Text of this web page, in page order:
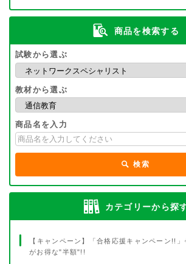
商品を検索する
試験から選ぶ
教材から選ぶ
商品名を入力
検索
カテゴリーから探
【キャンペーン】「合格応援キャンペーン!!
がお得な"半額"!!